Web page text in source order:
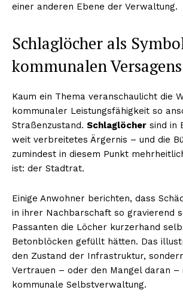
einer anderen Ebene der Verwaltung.
Schlaglöcher als
kommunalen
Kaum ein Thema veranschaulicht die
kommunaler Leistungsfähigkeit so
Straßenzustand. Schlaglöcher sind in
weit verbreitetes Ärgernis – und die
zumindest in diesem Punkt
ist: der Stadtrat.
Einige Anwohner berichten, dass
in ihrer Nachbarschaft so gravierend
Passanten die Löcher kurzerhand
Betonblöcken gefüllt hätten. Das
den Zustand der Infrastruktur,
Vertrauen – oder den Mangel daran –
kommunale Selbstverwaltung.